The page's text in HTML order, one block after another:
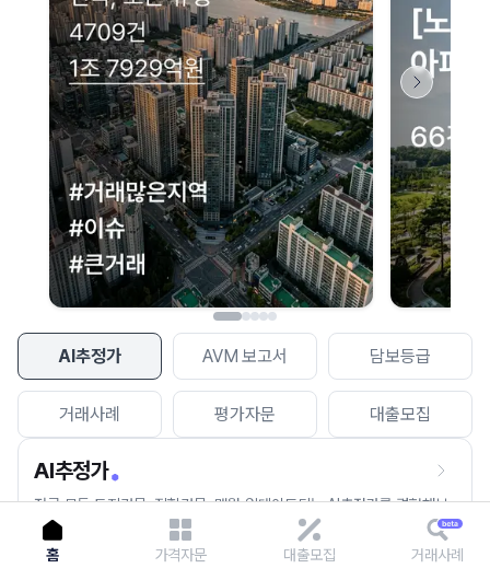
AI추정가 AVM 보고서 담보등급
거래사례 평가자문 대출모집
AI추정가
전국 모든 토지건물, 집합건물, 매월 업데이트되는 AI추정가를 경험해보
세요.
네이버 지도 연결 안내
현재 네이버 지도 연결이 원활하지 않아 지도를 불러올 수 없습니다.
이용에 불편을 드려 죄송합니다.
다시 시도
홈 가격자문 대출모집 거래사례